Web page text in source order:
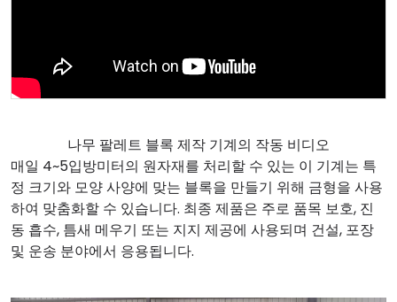
나무 팔레트 블록 제작 기계의 작동 비디오
매일 4~5입방미터의 원자재를 처리할 수 있는 이 기계는 특
정 크기와 모양 사양에 맞는 블록을 만들기 위해 금형을 사용
하여 맞춤화할 수 있습니다. 최종 제품은 주로 품목 보호, 진
동 흡수, 틈새 메우기 또는 지지 제공에 사용되며 건설, 포장
및 운송 분야에서 응용됩니다.